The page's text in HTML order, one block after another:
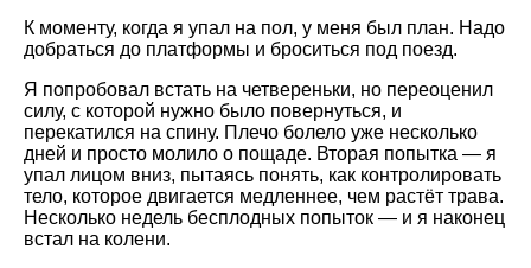
К моменту, когда я упал на пол, у меня был план. Надо
добраться до платформы и броситься под поезд.
Я попробовал встать на четвереньки, но переоценил
силу, с которой нужно было повернуться, и
перекатился на спину. Плечо болело уже несколько
дней и просто молило о пощаде. Вторая попытка — я
упал лицом вниз, пытаясь понять, как контролировать
тело, которое двигается медленнее, чем растёт трава.
Несколько недель бесплодных попыток — и я наконец
встал на колени.